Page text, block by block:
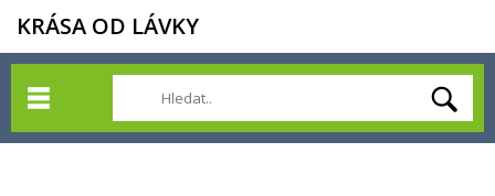
KRÁSA OD LÁVKY